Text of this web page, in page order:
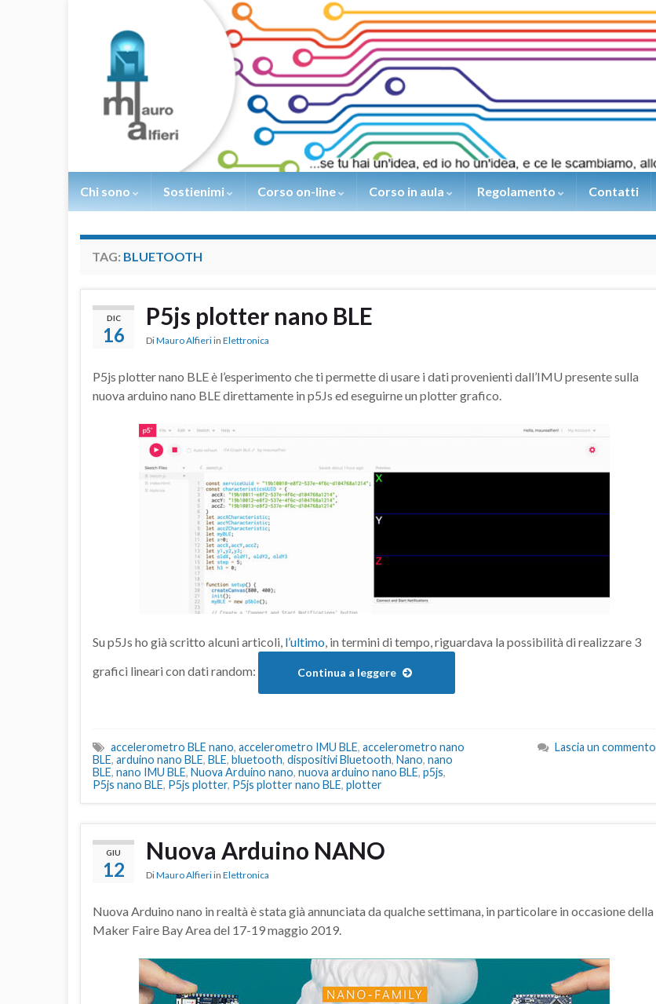
Chi sono Sostienimi Corso on-line Corso in aula Regolamento Contatti
TAG: BLUETOOTH
DIC
16
P5js plotter nano BLE
DiMauro Alfieri in Elettronica
P5js plotter nano BLE è l’esperimento che ti permette di usare i dati provenienti dall’IMU presente sulla
nuova arduino nano BLE direttamente in p5Js ed eseguirne un plotter grafico.
Su p5Js ho già scritto alcuni articoli, l’ultimo, in termini di tempo, riguardava la possibilità di realizzare 3
grafici lineari con dati random:
Continua a leggere
accelerometro BLE nano, accelerometro IMU BLE, accelerometro nano
BLE, arduino nano BLE, BLE, bluetooth, dispositivi Bluetooth, Nano, nano
BLE, nano IMU BLE, Nuova Arduino nano, nuova arduino nano BLE, p5js,
P5js nano BLE, P5js plotter, P5js plotter nano BLE, plotter
Lascia un commento
GIU
12
Nuova Arduino NANO
DiMauro Alfieri in Elettronica
Nuova Arduino nano in realtà è stata già annunciata da qualche settimana, in particolare in occasione della
Maker Faire Bay Area del 17-19 maggio 2019.